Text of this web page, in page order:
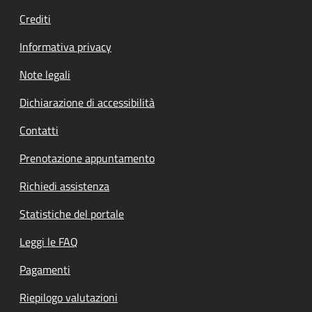
Crediti
Informativa privacy
Note legali
Dichiarazione di accessibilità
Contatti
Prenotazione appuntamento
Richiedi assistenza
Statistiche del portale
Leggi le FAQ
Pagamenti
Riepilogo valutazioni